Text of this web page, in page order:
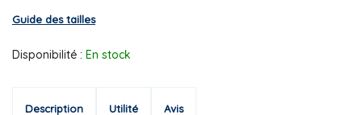
Guide des tailles
Disponibilité : En stock
Description Utilité Avis